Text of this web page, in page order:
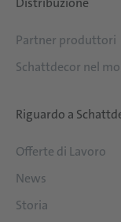
Partner produttori
Schattdecor nel
Riguardo a
Offerte di Lavoro
News
Storia